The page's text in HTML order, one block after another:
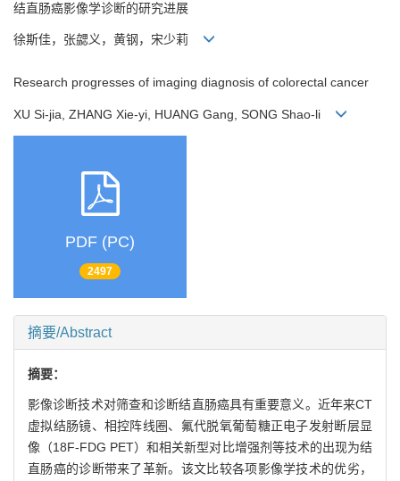
结直肠癌影像学诊断的研究进展
徐斯佳，张勰义，黄钢，宋少莉
Research progresses of imaging diagnosis of colorectal cancer
XU Si-jia, ZHANG Xie-yi, HUANG Gang, SONG Shao-li
PDF (PC)
2497
摘要/Abstract
摘要：
影像诊断技术对筛查和诊断结直肠癌具有重要意义。近年来CT
虚拟结肠镜、相控阵线圈、氟代脱氧葡萄糖正电子发射断层显
像（18F-FDG PET）和相关新型对比增强剂等技术的出现为结
直肠癌的诊断带来了革新。该文比较各项影像学技术的优劣，